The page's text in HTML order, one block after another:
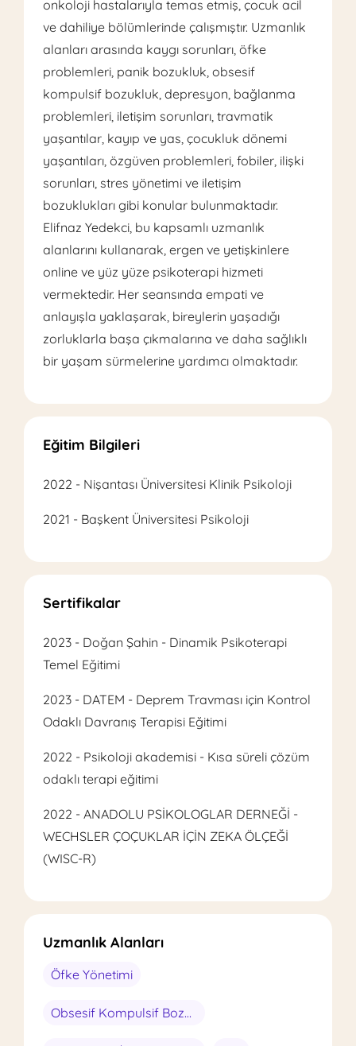
onkoloji hastalarıyla temas etmiş, çocuk acil
ve dahiliye bölümlerinde çalışmıştır. Uzmanlık
alanları arasında kaygı sorunları, öfke
problemleri, panik bozukluk, obsesif
kompulsif bozukluk, depresyon, bağlanma
problemleri, iletişim sorunları, travmatik
yaşantılar, kayıp ve yas, çocukluk dönemi
yaşantıları, özgüven problemleri, fobiler, ilişki
sorunları, stres yönetimi ve iletişim
bozuklukları gibi konular bulunmaktadır.
Elifnaz Yedekci, bu kapsamlı uzmanlık
alanlarını kullanarak, ergen ve yetişkinlere
online ve yüz yüze psikoterapi hizmeti
vermektedir. Her seansında empati ve
anlayışla yaklaşarak, bireylerin yaşadığı
zorluklarla başa çıkmalarına ve daha sağlıklı
bir yaşam sürmelerine yardımcı olmaktadır.
Eğitim Bilgileri
2022 - Nişantası Üniversitesi Klinik Psikoloji
2021 - Başkent Üniversitesi Psikoloji
Sertifikalar
2023 - Doğan Şahin - Dinamik Psikoterapi
Temel Eğitimi
2023 - DATEM - Deprem Travması için Kontrol
Odaklı Davranış Terapisi Eğitimi
2022 - Psikoloji akademisi - Kısa süreli çözüm
odaklı terapi eğitimi
2022 - ANADOLU PSİKOLOGLAR DERNEĞİ -
WECHSLER ÇOÇUKLAR İÇİN ZEKA ÖLÇEĞİ
(WISC-R)
Uzmanlık Alanları
Öfke Yönetimi
Obsesif Kompulsif Bozukluk